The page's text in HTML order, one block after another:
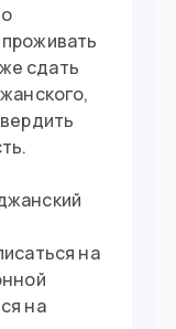
сдать
на
на